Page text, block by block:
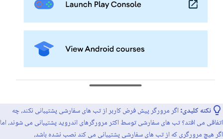
نکته کلیدی: اگر مرورگر پیش فرض کاربر از تب های سفارشی پشتیبانی نکند، چه
اتفاقی می افتد؟ تب های سفارشی توسط اکثر مرورگرهای اندروید پشتیبانی می شوند، اما
اگر هیچ مرورگری که از تب های سفارشی پشتیبانی می کند نصب نشده باشد،